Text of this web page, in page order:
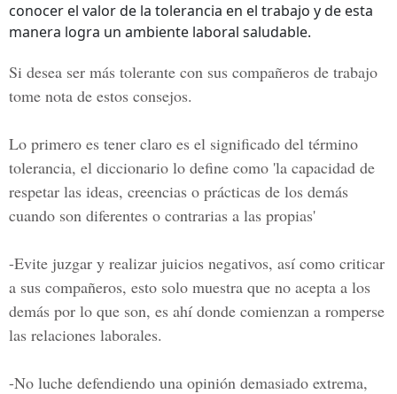
conocer el valor de la tolerancia en el trabajo y de esta
manera logra un ambiente laboral saludable.
Si desea ser más tolerante con sus compañeros de trabajo
tome nota de estos consejos.
Lo primero es tener claro es el significado del término
tolerancia, el diccionario lo define como 'la capacidad de
respetar las ideas, creencias o prácticas de los demás
cuando son diferentes o contrarias a las propias'
-Evite juzgar y realizar juicios negativos, así como criticar
a sus compañeros, esto solo muestra que no acepta a los
demás por lo que son, es ahí donde comienzan a romperse
las relaciones laborales.
-No luche defendiendo una opinión demasiado extrema,